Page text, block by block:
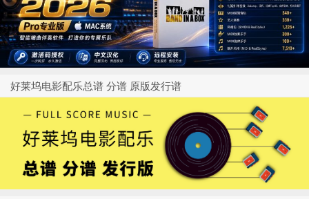
好莱坞电影配乐总谱 分谱 原版发行谱